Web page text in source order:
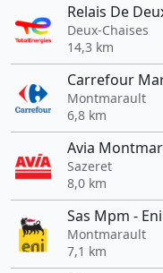
Relais De
Deux-Chaises
14,3 km
Carrefour
Montmarault
6,8 km
Avia
Sazeret
8,0 km
Sas Mpm - Eni
Montmarault
7,1 km